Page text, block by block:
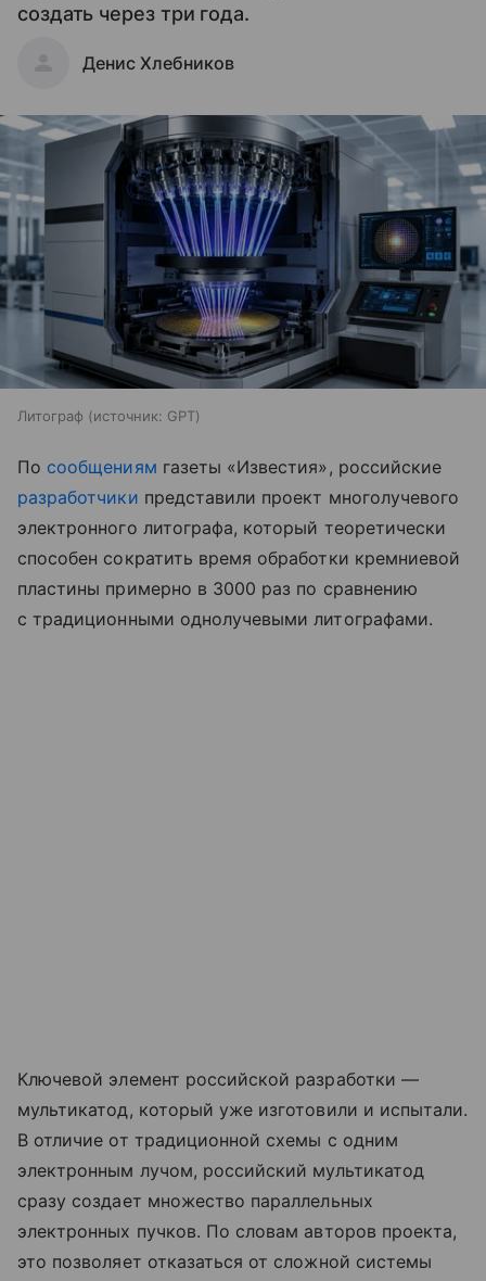
создать через три года.
Денис Хлебников
Литограф источник: GPT
По сообщениям газеты «Известия», российские
разработчики представили проект многолучевого
электронного литографа, который теоретически
способен сократить время обработки кремниевой
пластины примерно в 3000 раз по сравнению
с традиционными однолучевыми литографами.
Ключевой элемент российской разработки —
мультикатод, который уже изготовили и испытали.
В отличие от традиционной схемы с одним
электронным лучом, российский мультикатод
сразу создает множество параллельных
электронных пучков. По словам авторов проекта,
это позволяет отказаться от сложной системы